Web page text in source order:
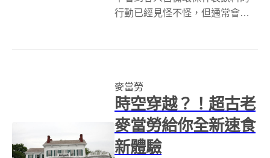
行動已經見怪不怪，但通常會吃
門更好的醬料放置處嗎？&nbsp;
常常看到很多...
麥當勞
時空穿越？！超古老
麥當勞給你全新速食
新體驗